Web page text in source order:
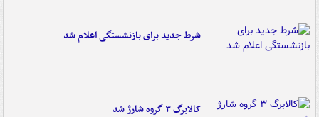
شرط جدید برای بازنشستگی اعلام شد
کالابرگ ۳ گروه شارژ شد